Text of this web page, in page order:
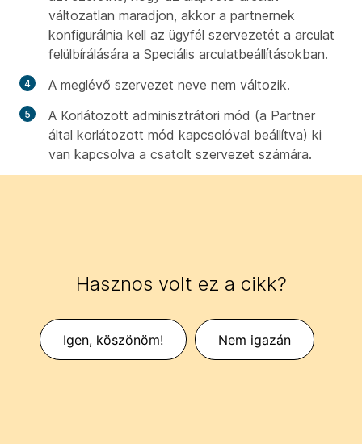
változatlan maradjon, akkor a partnernek
konfigurálnia kell az ügyfél szervezetét a arculat
felülbírálására a Speciális arculatbeállításokban.
A meglévő szervezet neve nem változik.
A Korlátozott adminisztrátori mód (a Partner
által korlátozott mód kapcsolóval beállítva) ki
van kapcsolva a csatolt szervezet számára.
Hasznos volt ez a cikk?
Igen, köszönöm! Nem igazán